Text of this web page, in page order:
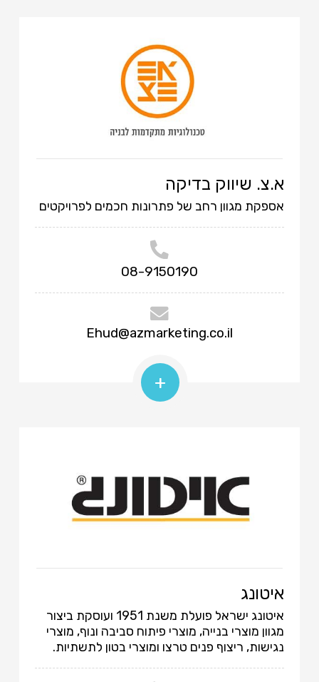
א.צ. שיווק בדיקה
אספקת מגוון רחב של פתרונות חכמים לפרויקטים
08-9150190
Ehud@azmarketing.co.il
+
איטונג
איטונג ישראל פועלת משנת 1951 ועוסקת ביצור
מגוון מוצרי בנייה, מוצרי פיתוח סביבה ונוף, מוצרי
נגישות, ריצוף פנים טרצו ומוצרי בטון לתשתיות.